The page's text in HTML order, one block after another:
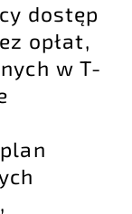
dostęp
opłat,
w T-